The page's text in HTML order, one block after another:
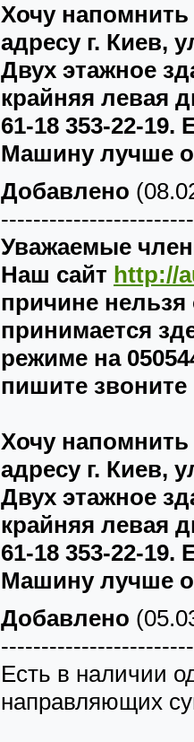
Хочу
адресу г. Киев,
Двух этажное
крайняя левая
61-18 353-22-19.
Машину лучше
Добавлено
Уважаемые
Наш сайт http://
причине
принимается
режиме на
пишите звоните
Хочу
адресу г. Киев,
Двух этажное
крайняя левая
61-18 353-22-19.
Машину лучше
Добавлено
Есть в наличии
направляющих